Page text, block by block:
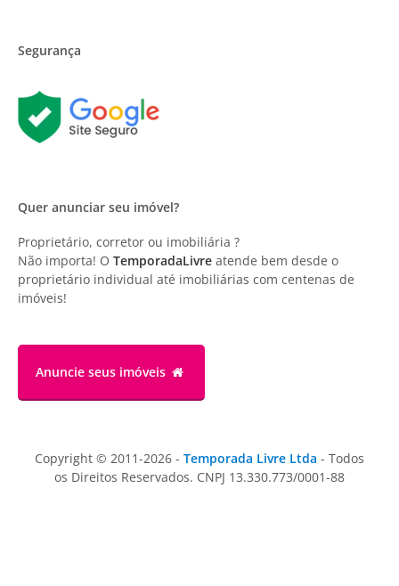
Segurança
Quer anunciar seu imóvel?
Proprietário, corretor ou imobiliária ?
Não importa! O TemporadaLivre atende bem desde o
proprietário individual até imobiliárias com centenas de
imóveis!
Anuncie seus imóveis
Copyright © 2011-2026 - Temporada Livre Ltda - Todos
os Direitos Reservados. CNPJ 13.330.773/0001-88